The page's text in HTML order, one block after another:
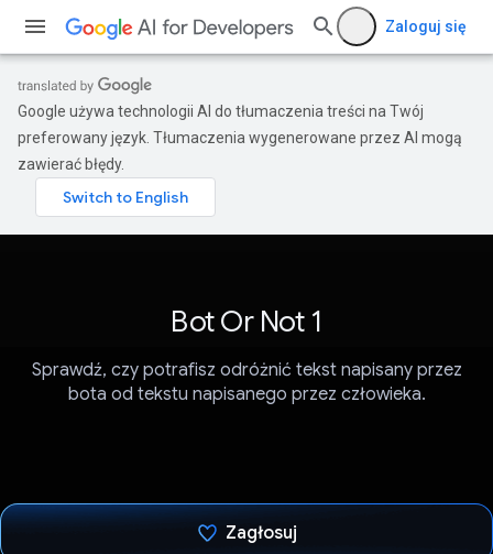
Zaloguj się
Google używa technologii AI do tłumaczenia treści na Twój
preferowany język. Tłumaczenia wygenerowane przez AI mogą
zawierać błędy.
Bot Or Not 1
Sprawdź, czy potrafisz odróżnić tekst napisany przez
bota od tekstu napisanego przez człowieka.
Zagłosuj